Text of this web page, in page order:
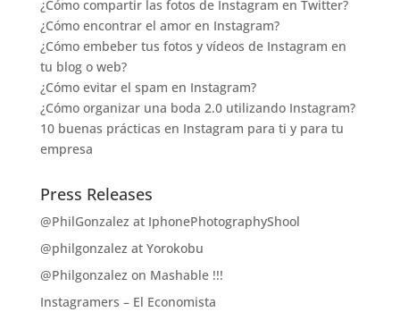
¿Cómo compartir las fotos de Instagram en Twitter?
¿Cómo encontrar el amor en Instagram?
¿Cómo embeber tus fotos y vídeos de Instagram en
tu blog o web?
¿Cómo evitar el spam en Instagram?
¿Cómo organizar una boda 2.0 utilizando Instagram?
10 buenas prácticas en Instagram para ti y para tu
empresa
Press Releases
@PhilGonzalez at IphonePhotographyShool
@philgonzalez at Yorokobu
@Philgonzalez on Mashable !!!
Instagramers – El Economista